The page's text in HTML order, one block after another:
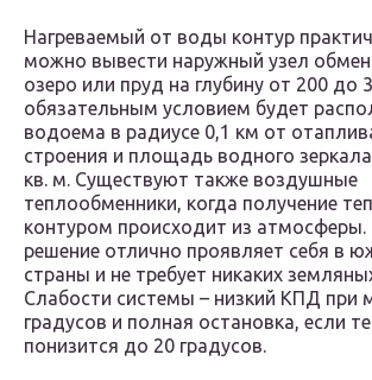
Нагреваемый от воды контур
можно вывести наружный узел
озеро или пруд на глубину от 200 до
обязательным условием будет
водоема в радиусе 0,1 км от
строения и площадь водного
кв. м. Существуют также воздушные
теплообменники, когда получение
контуром происходит из
решение отлично проявляет себя в
страны и не требует никаких
Слабости системы – низкий КПД при
градусов и полная остановка, если
понизится до 20 градусов.